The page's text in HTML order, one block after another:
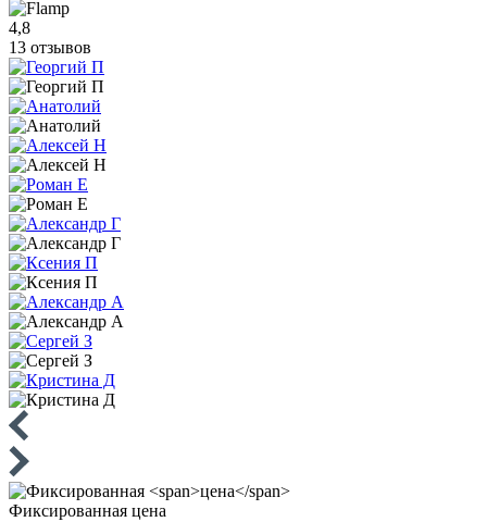
4,8
13 отзывов
Фиксированная цена